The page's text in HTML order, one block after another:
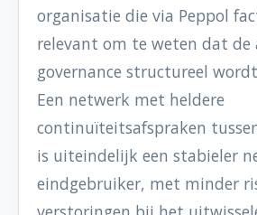
organisatie die via Peppol
relevant om te weten dat de
governance structureel
Een netwerk met heldere
continuïteitsafspraken
is uiteindelijk een stabieler
eindgebruiker, met minder